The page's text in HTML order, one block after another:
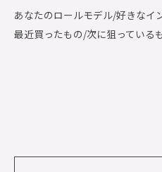
あなたのロールモデル/好きなイ
最近買ったもの/次に狙っている